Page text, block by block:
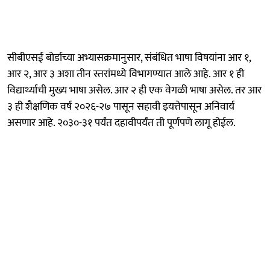
सीबीएसई बोर्डाच्या अभ्यासक्रमानुसार, संबंधित भाषा विषयांना आर १,
आर २, आर ३ अशा तीन स्तरांमध्ये विभागण्यात आले आहे. आर १ ही
विद्यार्थ्याची मुख्य भाषा असेल. आर २ ही एक वेगळी भाषा असेल. तर आर
३ ही शैक्षणिक वर्ष २०२६-२७ पासून सहावी इयत्तेपासून अनिवार्य
असणार आहे. २०३०-३१ पर्यंत दहावीपर्यंत ती पूर्णपणे लागू होईल.